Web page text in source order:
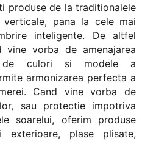
produse de la traditionalele
pana la cele mai
inteligente. De altfel
vorba de amenajarea
de culori si modele a
armonizarea perfecta a
Cand vine vorba de
sau protectie impotriva
soarelui, oferim produse
exterioare, plase plisate,